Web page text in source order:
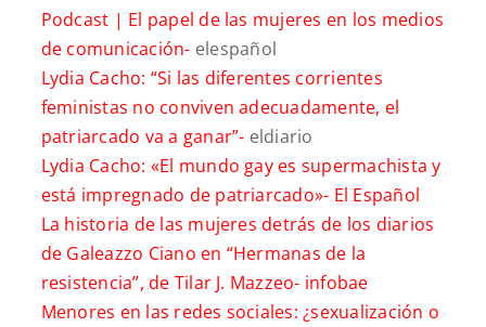
Podcast | El papel de las mujeres en los medios
de comunicación- elespañol
Lydia Cacho: “Si las diferentes corrientes
feministas no conviven adecuadamente, el
patriarcado va a ganar”- eldiario
Lydia Cacho: «El mundo gay es supermachista y
está impregnado de patriarcado»- El Español
La historia de las mujeres detrás de los diarios
de Galeazzo Ciano en “Hermanas de la
resistencia”, de Tilar J. Mazzeo- infobae
Menores en las redes sociales: ¿sexualización o